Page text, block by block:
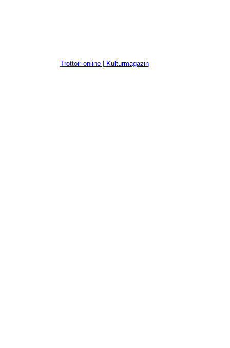
Trottoir-online | Kulturmagazin